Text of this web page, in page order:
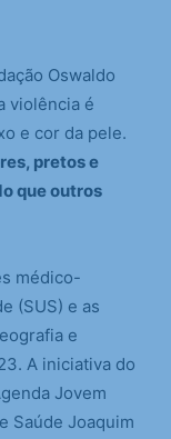
Oswaldo
violência é
e cor da pele.
pretos e
que outros
médico-
(SUS) e as
e
A iniciativa do
Jovem
Saúde Joaquim